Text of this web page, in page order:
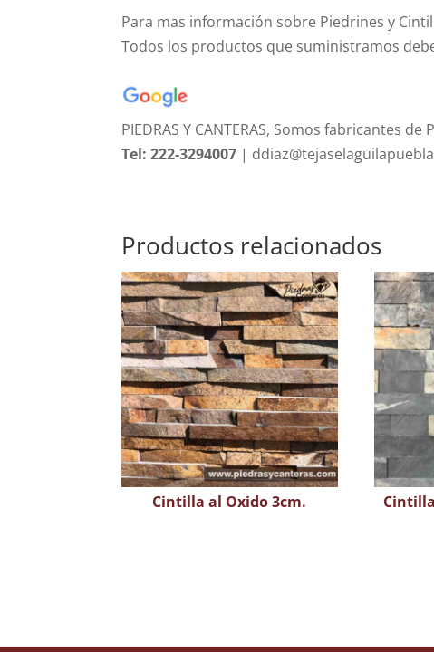
Para mas información sobre Piedrines y
Todos los productos que suministramos
PIEDRAS Y CANTERAS, Somos fabricantes
Tel: 222-3294007 |
Productos relacionados
Cintilla al Oxido 3cm.